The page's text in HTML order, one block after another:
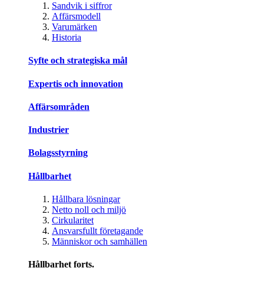
Sandvik i siffror
Affärsmodell
Varumärken
Historia
Syfte och strategiska mål
Expertis och innovation
Affärsområden
Industrier
Bolagsstyrning
Hållbarhet
Hållbara lösningar
Netto noll och miljö
Cirkularitet
Ansvarsfullt företagande
Människor och samhällen
Hållbarhet forts.